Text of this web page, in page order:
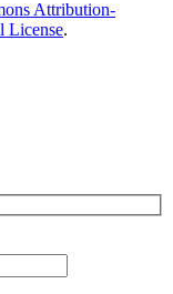
Attribution-
License.